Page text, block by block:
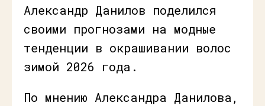
Александр Данилов поделился
своими прогнозами на модные
тенденции в окрашивании волос
зимой 2026 года.
По мнению Александра Данилова,